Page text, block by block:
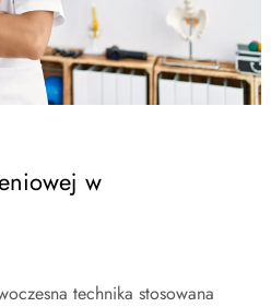
w
technika stosowana